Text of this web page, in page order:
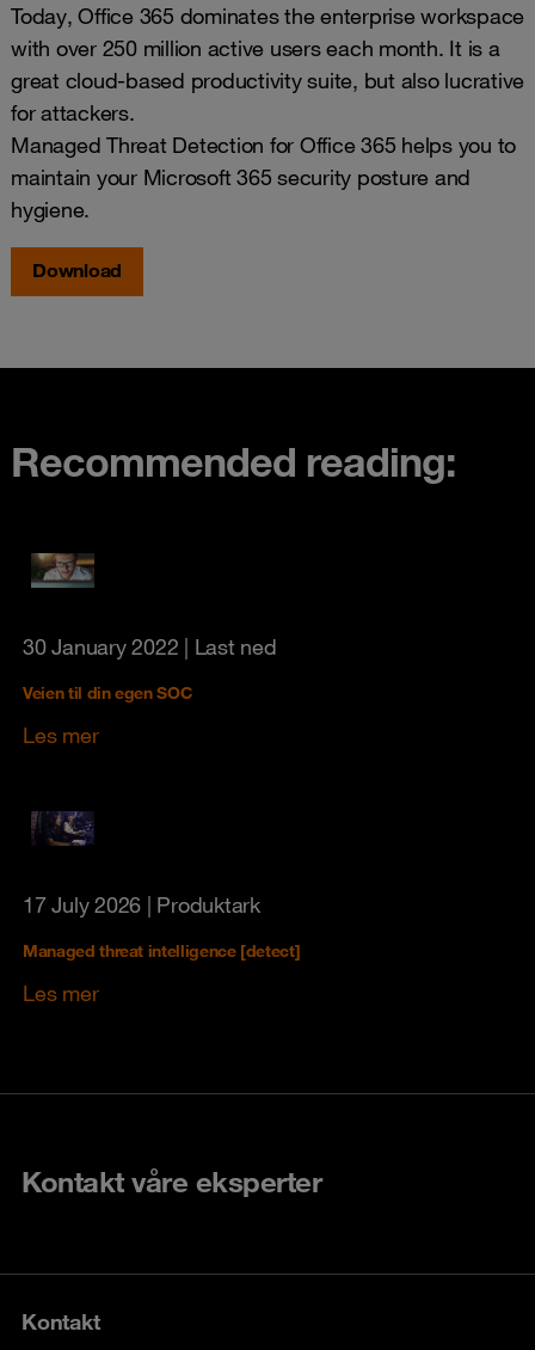
Today, Office 365 dominates the enterprise workspace
with over 250 million active users each month. It is a
great cloud-based productivity suite, but also lucrative
for attackers.
Managed Threat Detection for Office 365 helps you to
maintain your Microsoft 365 security posture and
hygiene.
Download
Recommended reading:
30 January 2022 | Last ned
Veien til din egen SOC
Les mer
17 July 2026 | Produktark
Managed threat intelligence [detect]
Les mer
Kontakt våre eksperter
Kontakt